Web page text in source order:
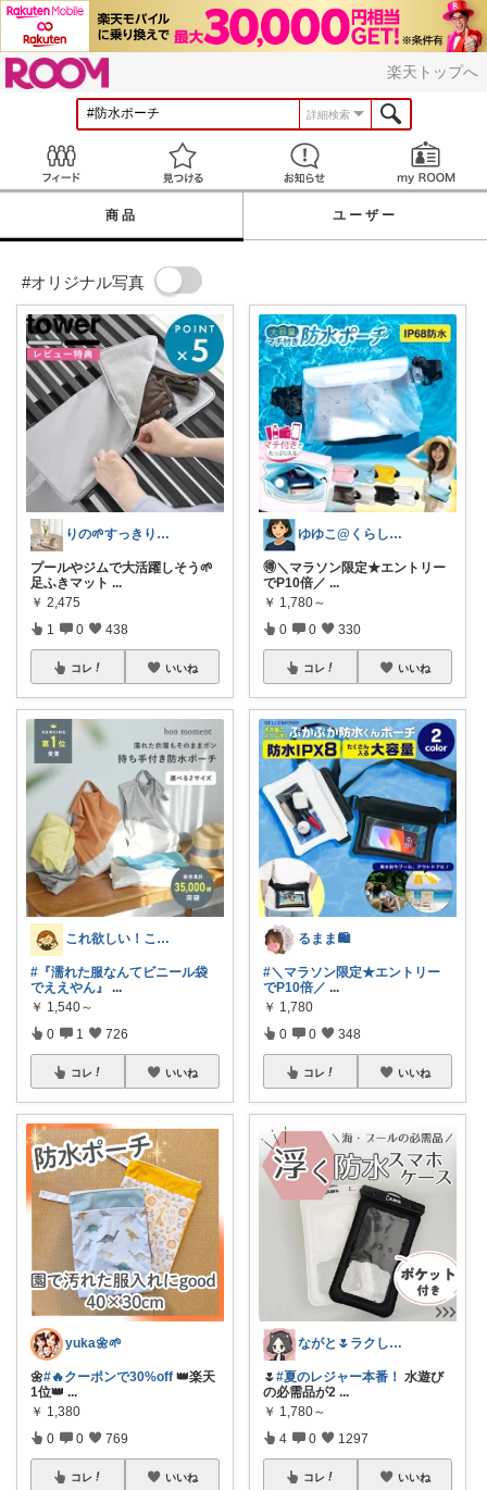
楽天トップへ
詳細検索
見つける お知らせ
商品 ユーザー
#オリジナル写真
りの🌱すっきり×お気に入りの暮らし
プールやジムで大活躍しそう🌱
足ふきマット ...
￥ 2,475
1 0 438
コレ いいね
これ欲しい！これ良かった！©ままお
#『濡れた服なんてビニール袋
でええやん』
...
￥ 1,540～
0 1 726
コレ いいね
yuka🌼🌱‬‪
🌼#🔥クーポンで30%off 👑楽天
1位👑 ...
￥ 1,380
0 0 769
コレ いいね
ゆゆこ@くらしを楽に便利に✨
🉐＼マラソン限定★エントリー
でP10倍／ ...
￥ 1,780～
0 0 330
コレ いいね
るまま🛍️
#＼マラソン限定★エントリー
でP10倍／ ...
￥ 1,780
0 0 348
コレ いいね
ながと🌷ラクしてときめく暮らし
🌷#夏のレジャー本番！ 水遊び
の必需品が2 ...
￥ 1,780～
4 0 1297
コレ いいね